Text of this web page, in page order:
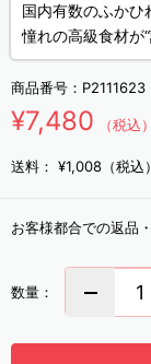
国内有数のふかひ
憧れの高級食材が
商品番号： P2111623
¥7,480 （税込）
送料： ¥1,008（税込）
お客様都合での返品
数量：